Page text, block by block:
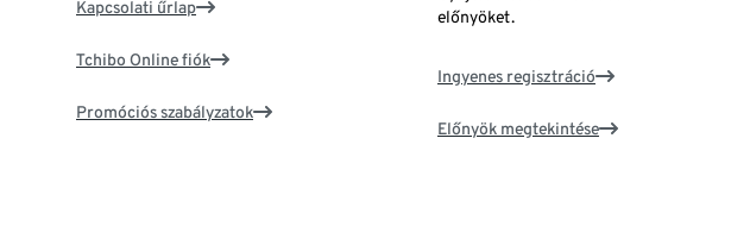
Kapcsolati űrlap
Tchibo Online fiók
Promóciós szabályzatok
előnyöket.
Ingyenes regisztráció
Előnyök megtekintése